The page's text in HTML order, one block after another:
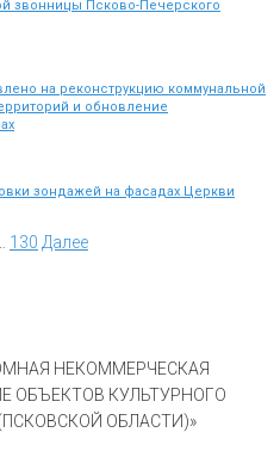
звонницы Псково-Печерского
на реконструкцию коммунальной
и обновление
зондажей на фасадах Церкви
130 Далее
НЕКОММЕРЧЕСКАЯ
ОБЪЕКТОВ КУЛЬТУРНОГО
ОБЛАСТИ)»